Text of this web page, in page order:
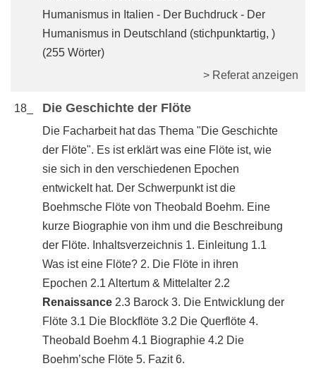
Humanismus in Italien - Der Buchdruck - Der
Humanismus in Deutschland (stichpunktartig, )
(255 Wörter)
> Referat anzeigen
18_ Die Geschichte der Flöte
Die Facharbeit hat das Thema "Die Geschichte
der Flöte". Es ist erklärt was eine Flöte ist, wie
sie sich in den verschiedenen Epochen
entwickelt hat. Der Schwerpunkt ist die
Boehmsche Flöte von Theobald Boehm. Eine
kurze Biographie von ihm und die Beschreibung
der Flöte. Inhaltsverzeichnis 1. Einleitung 1.1
Was ist eine Flöte? 2. Die Flöte in ihren
Epochen 2.1 Altertum & Mittelalter 2.2
Renaissance 2.3 Barock 3. Die Entwicklung der
Flöte 3.1 Die Blockflöte 3.2 Die Querflöte 4.
Theobald Boehm 4.1 Biographie 4.2 Die
Boehm’sche Flöte 5. Fazit 6.